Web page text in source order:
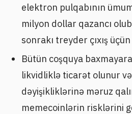
elektron pulqabının
milyon dollar qazancı
sonrakı treyder çıxış
Bütün coşquya
likvidliklə ticarət olunur
dəyişikliklərinə məruz
memecoinlərin risklərini